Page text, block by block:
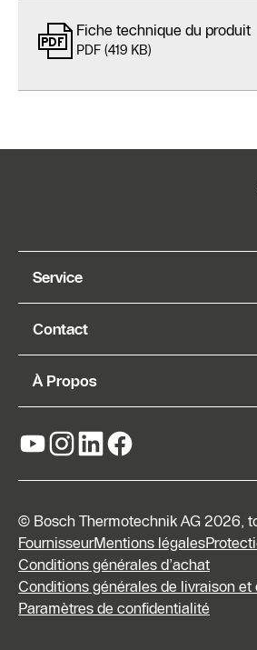
Fiche technique du produit
PDF (419 KB)
Service
Contact
À Propos
© Bosch Thermotechnik AG 2026,
FournisseurMentions légales
Conditions générales d’achat
Conditions générales de livraison et
Paramètres de confidentialité